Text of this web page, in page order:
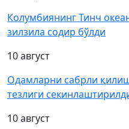
Колумбиянинг Тинч
зилзила содир бўлди
10 август
Одамларни сабрли
тезлиги
10 август